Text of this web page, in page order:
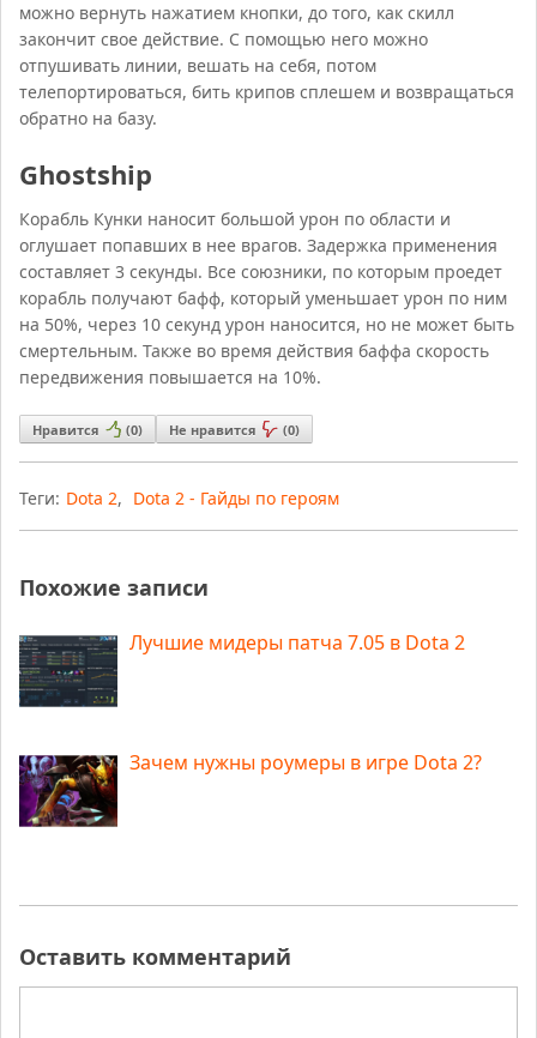
можно вернуть нажатием кнопки, до того, как скилл
закончит свое действие. С помощью него можно
отпушивать линии, вешать на себя, потом
телепортироваться, бить крипов сплешем и возвращаться
обратно на базу.
Ghostship
Корабль Кунки наносит большой урон по области и
оглушает попавших в нее врагов. Задержка применения
составляет 3 секунды. Все союзники, по которым проедет
корабль получают бафф, который уменьшает урон по ним
на 50%, через 10 секунд урон наносится, но не может быть
смертельным. Также во время действия баффа скорость
передвижения повышается на 10%.
Нравится (0) Не нравится (0)
Теги: Dota 2, Dota 2 - Гайды по героям
Похожие записи
Лучшие мидеры патча 7.05 в Dota 2
Зачем нужны роумеры в игре Dota 2?
Оставить комментарий